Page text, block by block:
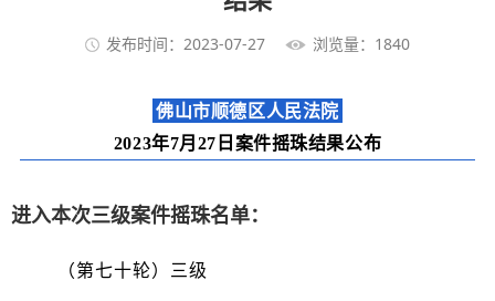
发布时间：2023-07-27 浏览量：1840
佛山市顺德区人民法院
2023年7月27日案件摇珠结果公布
进入本次三级案件摇珠名单：
（第七十轮）三级